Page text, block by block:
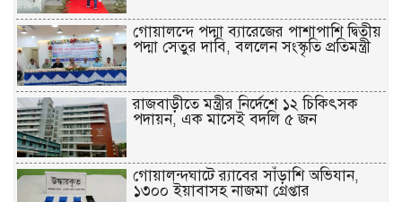
গোয়ালন্দে পদ্মা ব্যারেজের পাশাপাশি দ্বিতীয়
পদ্মা সেতুর দাবি, বললেন সংস্কৃতি প্রতিমন্ত্রী
রাজবাড়ীতে মন্ত্রীর নির্দেশে ১২ চিকিৎসক
পদায়ন, এক মাসেই বদলি ৫ জন
গোয়ালন্দঘাটে র‌্যাবের সাঁড়াশি অভিযান,
১৩০০ ইয়াবাসহ নাজমা গ্রেপ্তার